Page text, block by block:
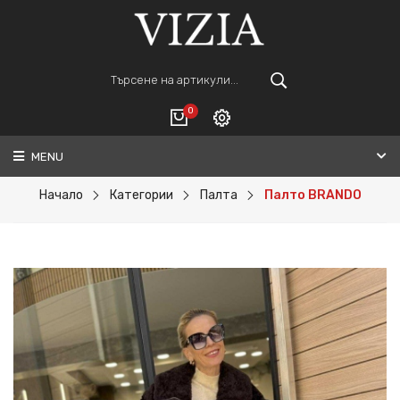
0
ВАШАТА КОЛИЧКА Е ПРАЗНА.
Регистрация
MENU
Начало Категории Палта Палто BRANDO